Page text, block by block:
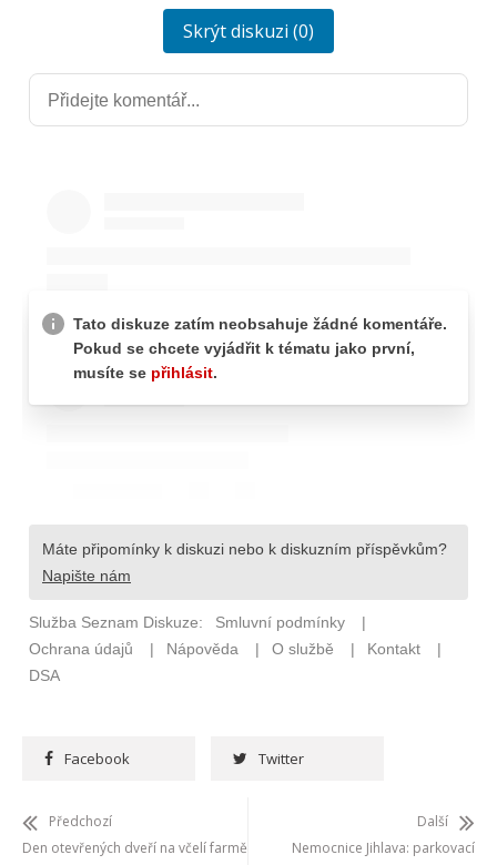
Skrýt diskuzi (0)
Facebook Twitter
Předchozí
Den otevřených dveří na včelí farmě
Další
Nemocnice Jihlava: parkovací